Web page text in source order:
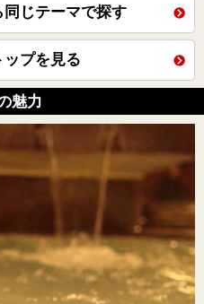
じテーマで探す
ップを見る
魅力